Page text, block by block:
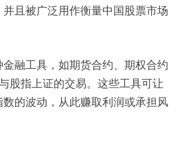
且被广泛用作衡量中国股票市场
融工具，如期货合约、期权合约
股指上证的交易。这些工具可让
的波动，从此赚取利润或承担风